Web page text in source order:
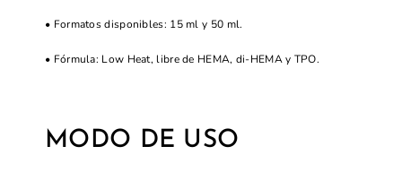
• Formatos disponibles: 15 ml y 50 ml.
• Fórmula: Low Heat, libre de HEMA, di-HEMA y TPO.
MODO DE USO